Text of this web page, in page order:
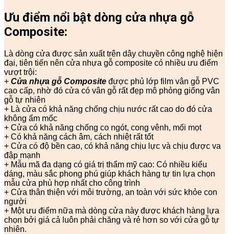
Ưu điểm nổi bật dòng cửa nhựa gỗ
Composite:
Là dòng cửa được sản xuất trên dây chuyền công nghệ hiện
đại, tiên tiến nên cửa nhựa gỗ composite có nhiều ưu điểm
vượt trội:
+ Cửa nhựa gỗ Composite được phủ lớp film vân gỗ PVC
cao cấp, nhờ đó cửa có vân gỗ rất đẹp mô phỏng giống vân
gỗ tự nhiên
+ Là cửa có khả năng chống chịu nước rất cao do đó cửa
không ẩm mốc
+ Cửa có khả năng chống co ngót, cong vênh, mối mọt
+ Có khả năng cách âm, cách nhiệt rất tốt
+ Cửa có độ bền cao, có khả năng chịu lực và chịu được va
đập mạnh
+ Mẫu mã đa dạng có giá trị thẩm mỹ cao: Có nhiều kiểu
dáng, màu sắc phong phú giúp khách hàng tự tin lựa chọn
mẫu cửa phù hợp nhất cho công trình
+ Cửa thân thiện với môi trường, an toàn với sức khỏe con
người
+ Một ưu điểm nữa mà dòng cửa này được khách hàng lựa
chọn bởi giá cả luôn phải chăng và rẻ hơn so với cửa gỗ tự
nhiên.